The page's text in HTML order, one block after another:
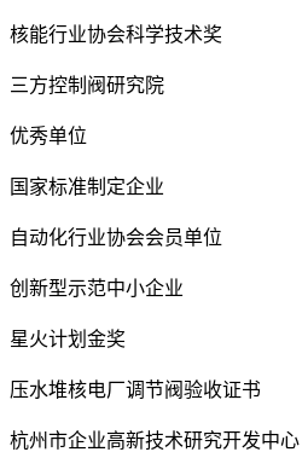
核能行业协会科学技术奖
三方控制阀研究院
优秀单位
国家标准制定企业
自动化行业协会会员单位
创新型示范中小企业
星火计划金奖
压水堆核电厂调节阀验收证书
杭州市企业高新技术研究开发中心